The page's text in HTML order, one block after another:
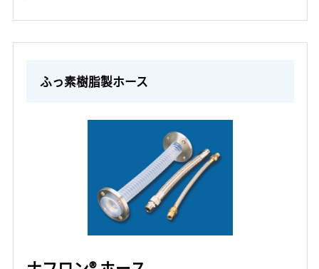
ふっ素樹脂製ホース